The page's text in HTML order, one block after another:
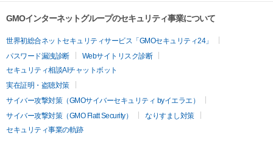
GMOインターネットグループのセキュリティ事業について
世界初総合ネットセキュリティサービス「GMOセキュリティ24」
パスワード漏洩診断
Webサイトリスク診断
セキュリティ相談AIチャットボット
実在証明・盗聴対策
サイバー攻撃対策（GMOサイバーセキュリティ byイエラエ）
サイバー攻撃対策（GMO Flatt Security）
なりすまし対策
セキュリティ事業の軌跡